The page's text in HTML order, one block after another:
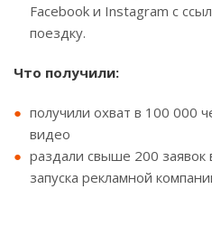
Facebook и Instagram с
поездку.
Что получили:
получили охват в 100 000
видео
раздали свыше 200
запуска рекламной